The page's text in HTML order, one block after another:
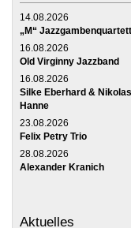
14.08.2026
„M“ Jazzgambenquartett
16.08.2026
Old Virginny Jazzband
16.08.2026
Silke Eberhard &
Hanne
23.08.2026
Felix Petry Trio
28.08.2026
Alexander Kranich
Aktuelles